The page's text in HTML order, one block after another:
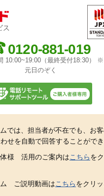
0120-881-019
10:00~19:00（最終受付18:30） ※
元日のぞく
では、担当者が不在でも、お
せを自動で回答することができ
体様 活用のご案内はこちらを
ム ご説明動画はこちらをクリ